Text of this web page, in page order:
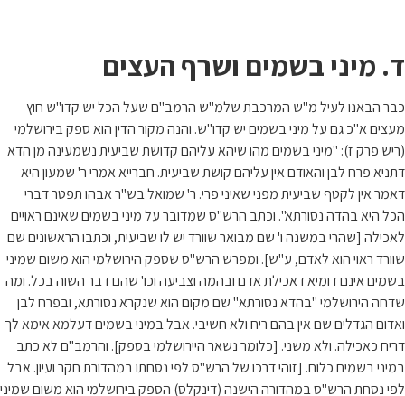
ד. מיני בשמים ושרף העצים
כבר הבאנו לעיל מ"ש המרכבת שלמ"ש הרמב"ם שעל הכל יש קדו"ש חוץ
מעצים א"כ גם על מיני בשמים יש קדו"ש. והנה מקור הדין הוא ספק בירושלמי
(ריש פרק ז): "מיני בשמים מהו שיהא עליהם קדושת שביעית נשמעינה מן הדא
דתניא פרח לבן והאודם אין עליהם קושת שביעית. חברייא אמרי ר' שמעון היא
דאמר אין לקטף שביעית מפני שאיני פרי. ר' שמואל בש"ר אבהו תפטר דברי
הכל היא בהדה נסורתא". וכתב הרש"ס שמדובר על מיני בשמים שאינם ראויים
לאכילה [שהרי במשנה ו' שם מבואר שוורד יש לו שביעית, וכתבו הראשונים שם
שוורד ראוי הוא לאדם, ע"ש]. ומפרש הרש"ס שספק הירושלמי הוא משום שמיני
בשמים אינם דומיא דאכילת אדם ובהמה וצביעה וכו' שהם דבר השוה בכל. ומה
שדחה הירושלמי "בהדא נסורתא" שם מקום הוא שנקרא נסורתא, ובפרח לבן
ואדום הגדלים שם אין בהם ריח ולא חשיבי. אבל במיני בשמים דעלמא אימא לך
דריח כאכילה. ולא משני. [כלומר נשאר היירושלמי בספק]. והרמב"ם לא כתב
במיני בשמים כלום. [זוהי דרכו של הרש"ס לפי נסחתו במהדורת חקר ועיון. אבל
לפי נסחת הרש"ס במהדורה הישנה (דינקלס) הספק בירושלמי הוא משום שמיני